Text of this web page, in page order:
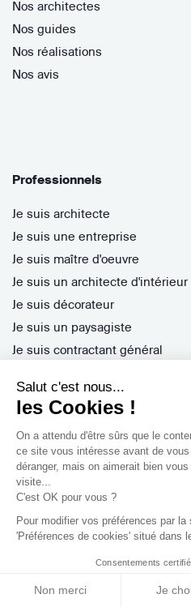
Salut c'est nous...
les Cookies !
On a attendu d'être sûrs que le
ce site vous intéresse avant de vous
déranger, mais on aimerait bien
visite...
C'est OK pour vous ?
Pour modifier vos préférences par
'Préférences de cookies' situé dans
Consentements
Non merci Je
Nos architectes
Nos guides
Nos réalisations
Nos avis
Professionnels
Je suis architecte
Je suis une entreprise
Je suis maître d'oeuvre
Je suis un architecte d'intérieur
Je suis décorateur
Je suis un paysagiste
Je suis contractant général
Parrainer ses entreprises
Gérer ses appels d'offres
Encaisser ses factures
Questions Fréquentes
Nos services
Archidvisor Plus